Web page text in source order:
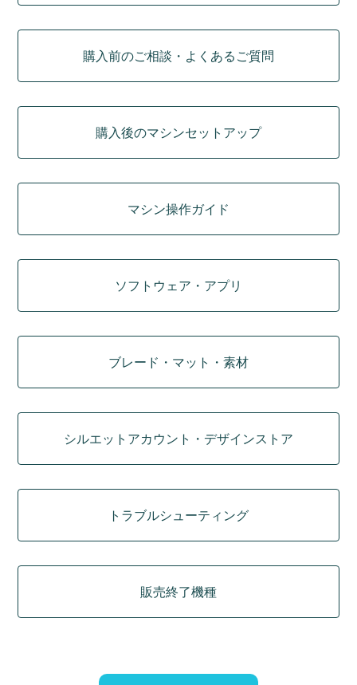
購入前のご相談・よくあるご質問
購入後のマシンセットアップ
マシン操作ガイド
ソフトウェア・アプリ
ブレード・マット・素材
シルエットアカウント・デザインストア
トラブルシューティング
販売終了機種